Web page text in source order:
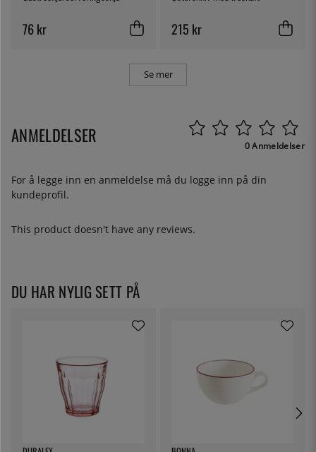
76 kr 215 kr
Se mer
ANMELDELSER 0 Anmeldelser
For å legge inn en anmeldelse må du logge inn på din
kundeprofil.
This product doesn't have any reviews.
DU HAR NYLIG SETT PÅ